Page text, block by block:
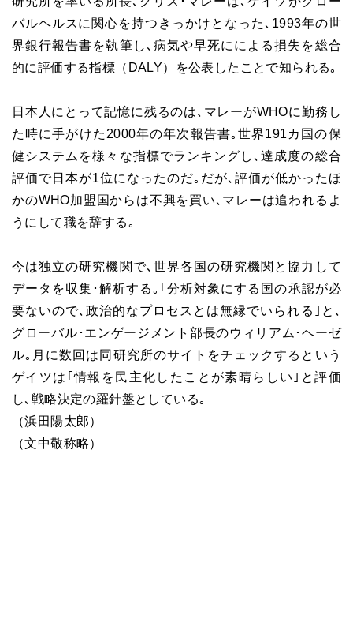
バルヘルスに関心を持つきっかけとなった､1993年の世
界銀行報告書を執筆し､病気や早死にによる損失を総合
的に評価する指標（DALY）を公表したことで知られる｡
日本人にとって記憶に残るのは､マレーがWHOに勤務し
た時に手がけた2000年の年次報告書｡世界191カ国の保
健システムを様々な指標でランキングし､達成度の総合
評価で日本が1位になったのだ｡だが､評価が低かったほ
かのWHO加盟国からは不興を買い､マレーは追われるよ
うにして職を辞する｡
今は独立の研究機関で､世界各国の研究機関と協力して
データを収集･解析する｡｢分析対象にする国の承認が必
要ないので､政治的なプロセスとは無縁でいられる｣と､
グローバル･エンゲージメント部長のウィリアム･ヘーゼ
ル｡月に数回は同研究所のサイトをチェックするという
ゲイツは｢情報を民主化したことが素晴らしい｣と評価
し､戦略決定の羅針盤としている｡
（浜田陽太郎）
（文中敬称略）